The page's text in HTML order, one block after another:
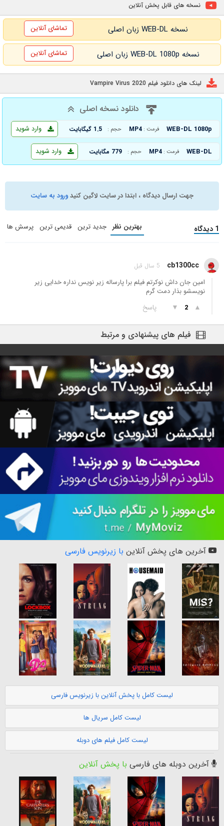
نسخه های قابل پخش آنلاین
نسخه WEB-DL زبان اصلی تماشای آنلاین
نسخه WEB-DL 1080p زبان اصلی تماشای آنلاین
لینک های دانلود فیلم Vampire Virus 2020
دانلود نسخه اصلی
WEB-DL 1080p فرمت : MP4 حجم : 1.5 گیگابایت وارد شوید
WEB-DL فرمت : MP4 حجم : 779 مگابایت وارد شوید
جهت ارسال دیدگاه ، ابتدا در سایت لاگین کنیدورود به سایت
1 دیدگاه بهترین نظر جدید ترین قدیمی ترین پرسش ها
cb1300cc 5 سال قبل
امین جان داش نوکرتم فیلم برا پارساله زیر نویس نداره خدایی زیر
نویسشو بذار دمت گرم
▲
2
▼ پاسخ
فیلم های پیشنهادی و مرتبط
آخرین های پخش آنلاین با زیرنویس فارسی
لیست کامل با پخش آنلاین با زیرنویس فارسی
لیست کامل سریال ها
لیست کامل فیلم های دوبله
آخرین دوبله های فارسی با پخش آنلاین